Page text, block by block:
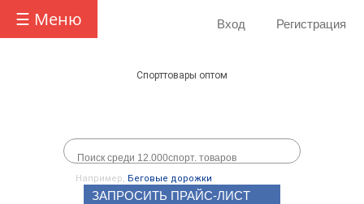
☰ Меню Вход Регистрация
Спорттовары оптом
Например, Беговые дорожки
ЗАПРОСИТЬ ПРАЙС-ЛИСТ